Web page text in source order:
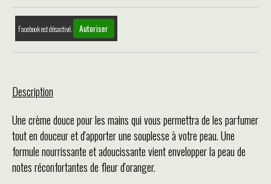
Facebook est désactivé. Autoriser
Description
Une crème douce pour les mains qui vous permettra de les parfumer
tout en douceur et d'apporter une souplesse à votre peau. Une
formule nourrissante et adoucissante vient envelopper la peau de
notes réconfortantes de fleur d'oranger.